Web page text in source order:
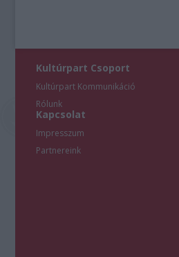
Kultúrpart Csoport
Kultúrpart Kommunikáció
Rólunk
Kapcsolat
Impresszum
Partnereink